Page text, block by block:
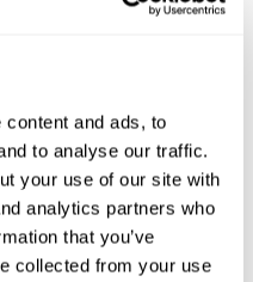
and ads, to
to analyse our traffic.
your use of our site with
analytics partners who
that you’ve
collected from your use